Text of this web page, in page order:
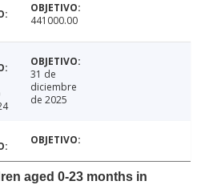
441000.00
31 de
diciembre
de 2025
aged 0-23 months in